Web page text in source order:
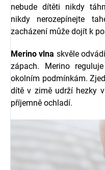
nebude dítěti nikdy
nikdy nerozepínejte
zacházení může dojít k
Merino vlna skvěle
zápach. Merino
okolním podmínkám.
dítě v zimě udrží hezky
příjemně ochladí.